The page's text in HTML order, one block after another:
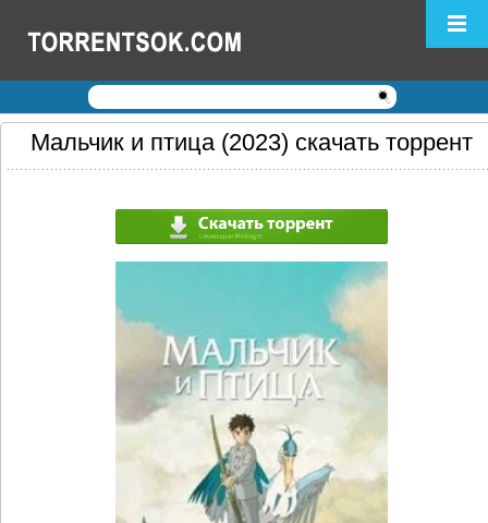
Логин: Пароль:
Забыли пароль?
Мальчик и птица (2023) скачать торрент